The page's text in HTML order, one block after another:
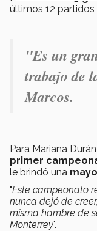
últimos 12
"Es un
trabajo de
Marcos.
Para Mariana
primer
le brindó una
"Este campeonato
nunca dejó de
misma hambre de
Monterrey".